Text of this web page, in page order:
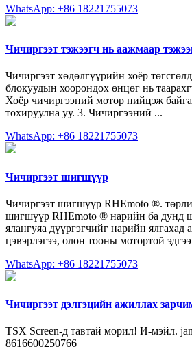
WhatsApp: +86 18221755073
Чичиргээт тэжээгч нь аажмаар
Чичиргээт хөдөлгүүрийн хоёр
блокуудын хоорондох өнцөг нь
Хоёр чичиргээний мотор нийцэж
тохируулна уу. 3. Чичиргээний ...
WhatsApp: +86 18221755073
Чичиргээт шигшүүр
Чичиргээт шигшүүр RHEmoto ®.
шигшүүр RHEmoto ® нарийн ба дунд
ялангуяа дүүргэгчийг нарийн ялгахад
цэвэрлэгээ, олон тооны мотортой
WhatsApp: +86 18221755073
Чичиргээт дэлгэцийн ажиллах
TSX Screen-д тавтай морил! И-мэйл.
8616600250766